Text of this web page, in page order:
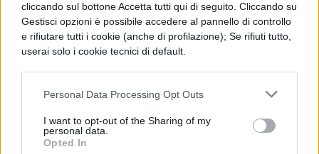
cliccando sul bottone Accetta tutti qui di seguito. Cliccando su
Gestisci opzioni è possibile accedere al pannello di controllo
e rifiutare tutti i cookie (anche di profilazione); Se rifiuti tutto,
userai solo i cookie tecnici di default.
Personal Data Processing Opt Outs
I want to opt-out of the Sharing of my
personal data.
Opted In
di tutti.
Leggi anche:
Scadenze Maturità 2019: date, moduli e